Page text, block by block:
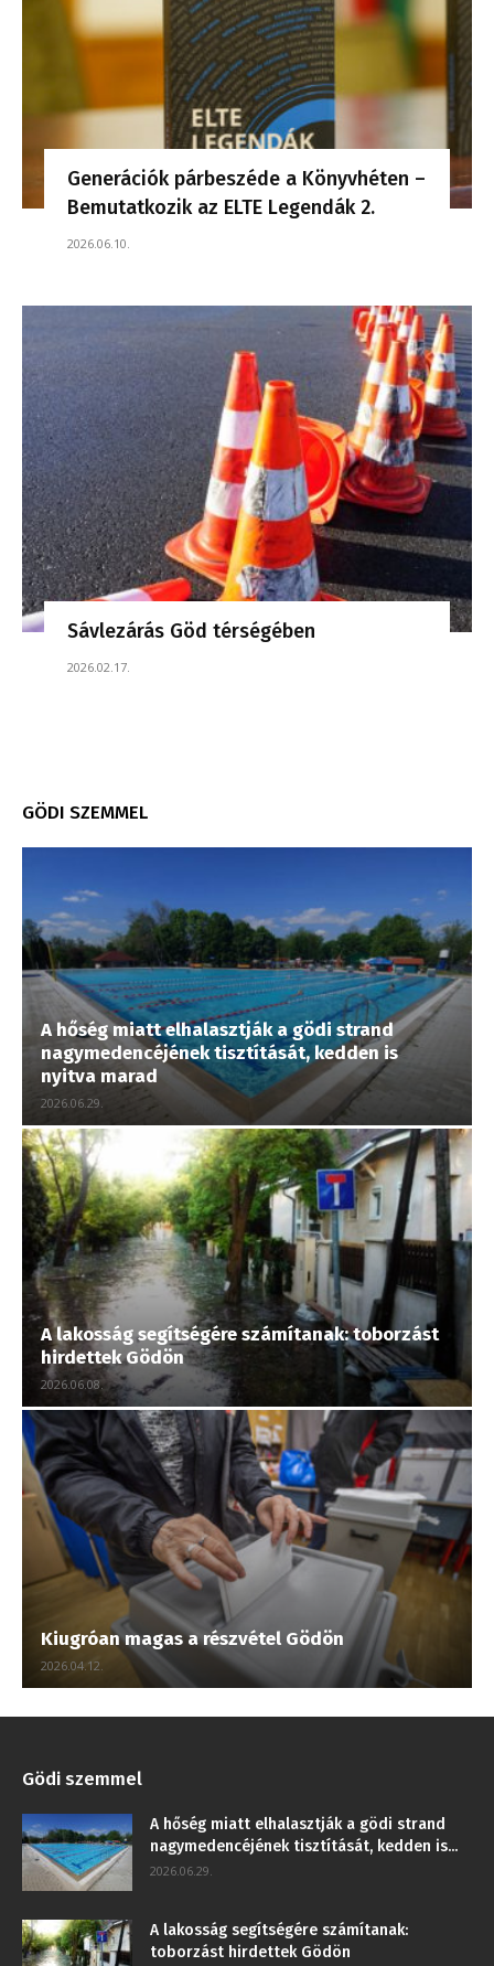
Generációk párbeszéde a Könyvhéten –
Bemutatkozik az ELTE Legendák 2.
2026.06.10.
Sávlezárás Göd térségében
2026.02.17.
GÖDI SZEMMEL
A hőség miatt elhalasztják a gödi strand
nagymedencéjének tisztítását, kedden is
nyitva marad
2026.06.29.
A lakosság segítségére számítanak: toborzást
hirdettek Gödön
2026.06.08.
Kiugróan magas a részvétel Gödön
2026.04.12.
Gödi szemmel
A hőség miatt elhalasztják a gödi strand
nagymedencéjének tisztítását, kedden is...
2026.06.29.
A lakosság segítségére számítanak:
toborzást hirdettek Gödön